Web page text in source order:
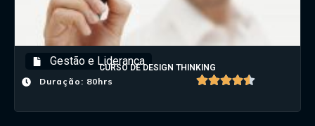
Gestão e LiderançaCURSO DE DESIGN THINKING
Duração: 80hrs